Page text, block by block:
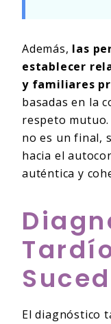
Además, las
establecer
y familiares
basadas en la
respeto
no es un final,
hacia el
auténtica y
El diagnóstico